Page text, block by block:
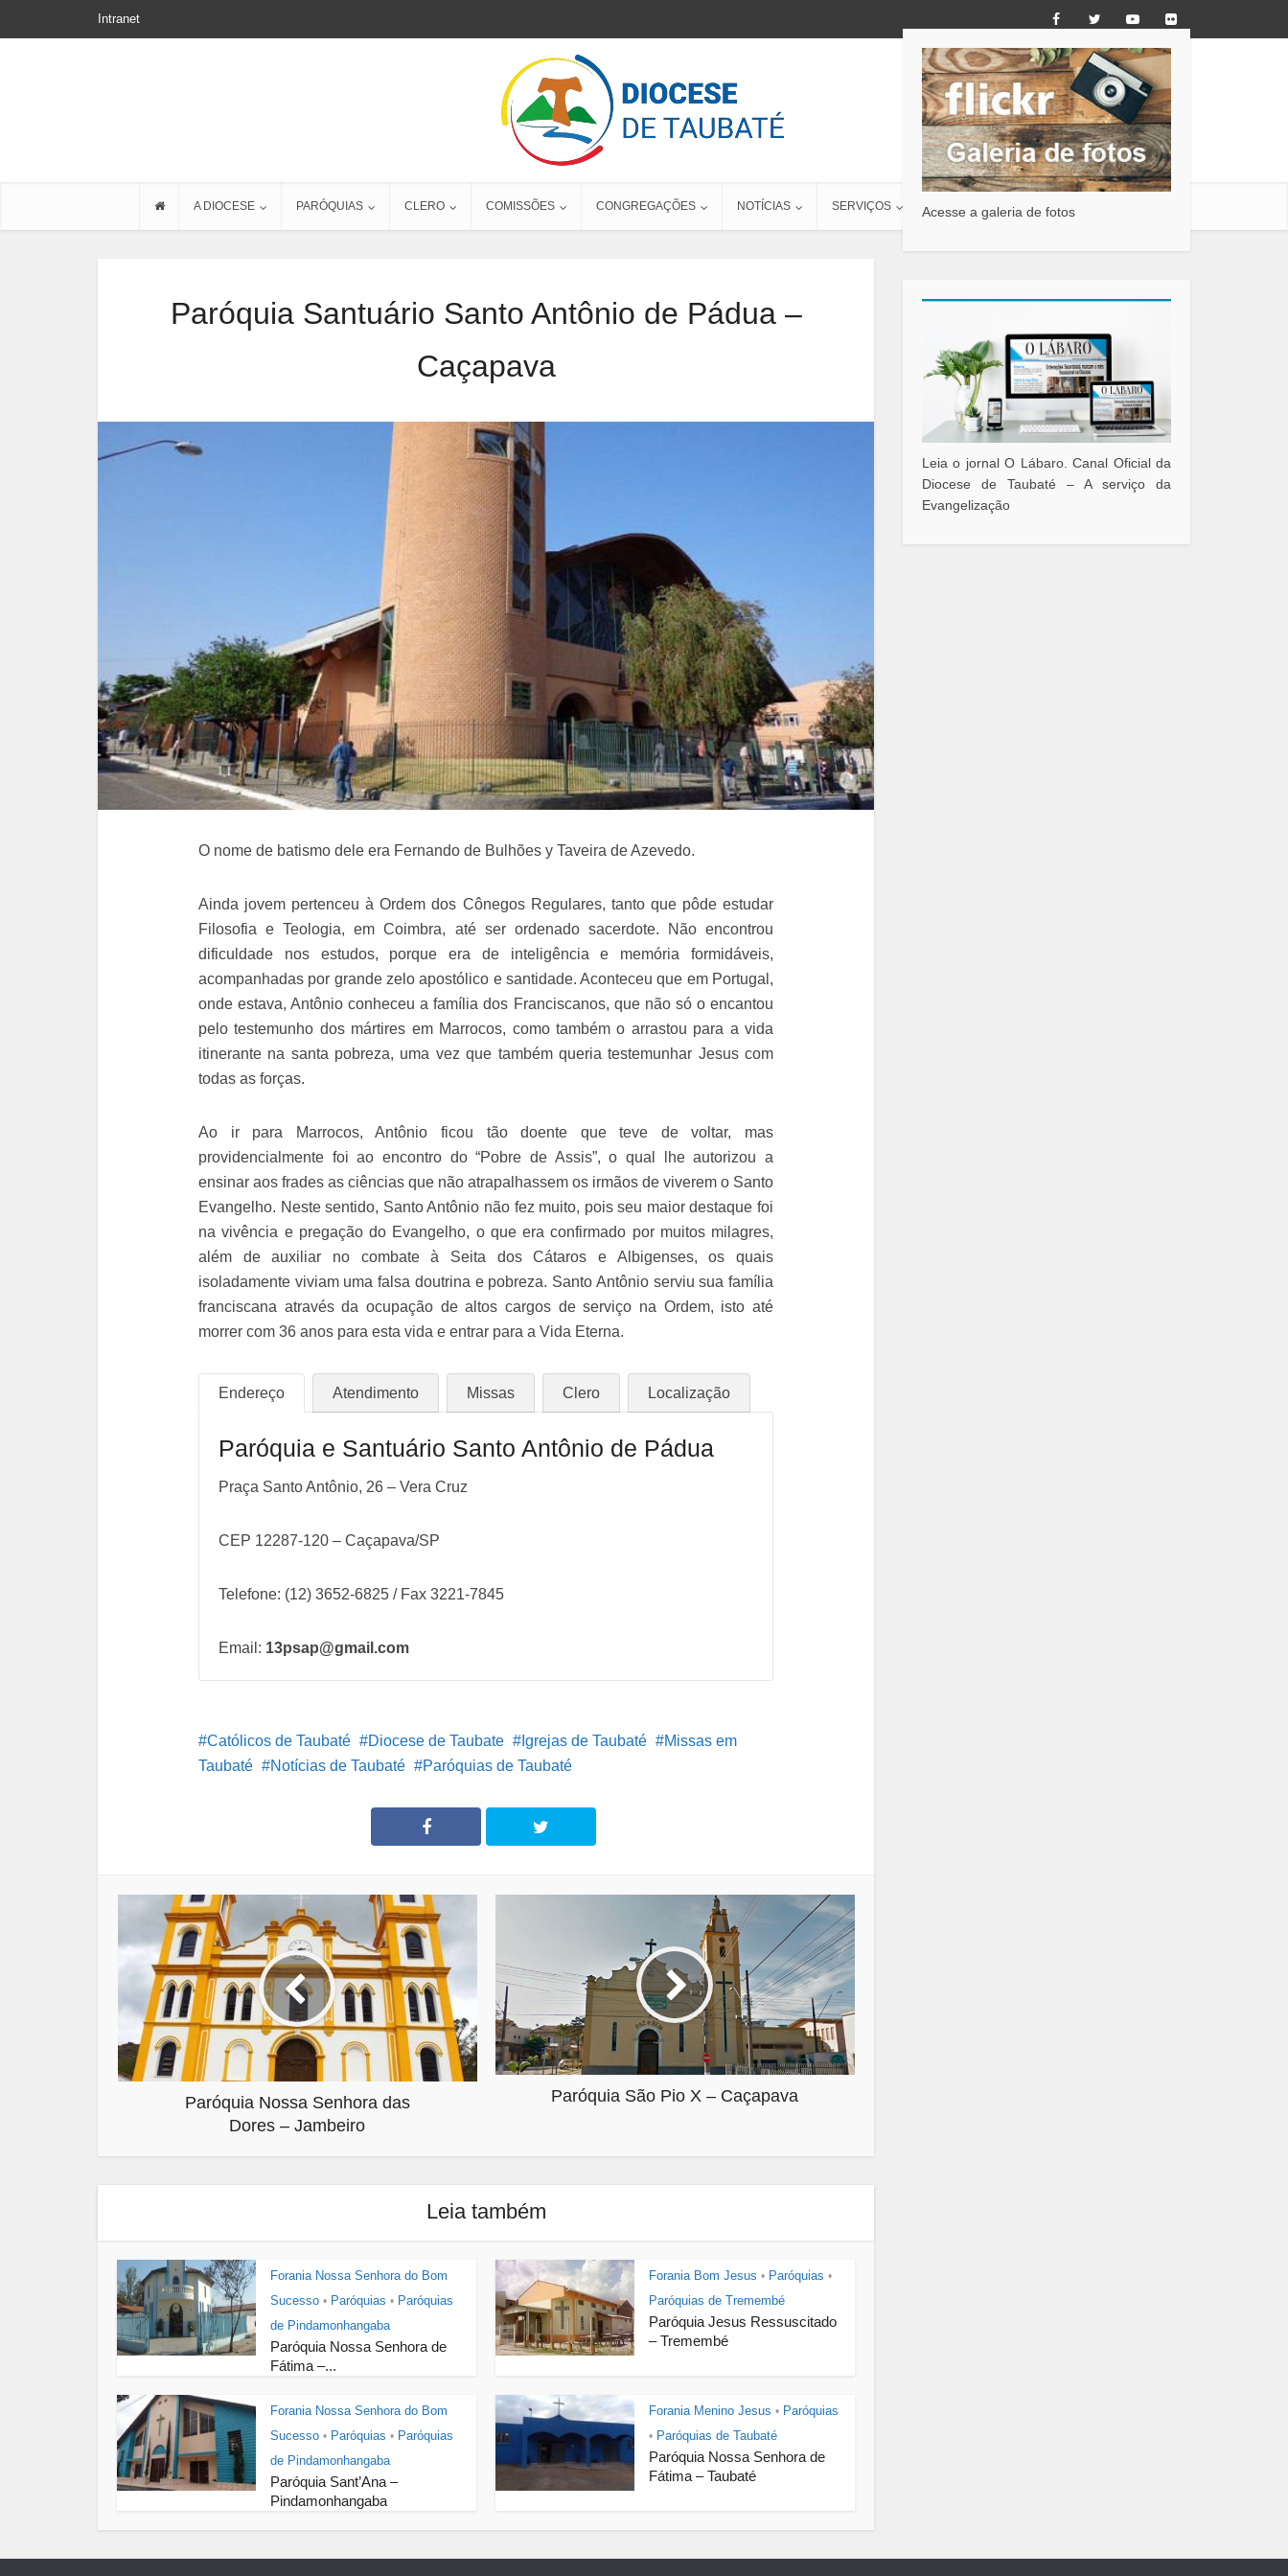
Intranet
A DIOCESE PARÓQUIAS CLERO COMISSÕES CONGREGAÇÕES NOTÍCIAS SERVIÇOS CONTATO
Paróquia Santuário Santo Antônio de Pádua –
Caçapava
O nome de batismo dele era Fernando de Bulhões y Taveira de Azevedo.
Ainda jovem pertenceu à Ordem dos Cônegos Regulares, tanto que pôde estudar
Filosofia e Teologia, em Coimbra, até ser ordenado sacerdote. Não encontrou
dificuldade nos estudos, porque era de inteligência e memória formidáveis,
acompanhadas por grande zelo apostólico e santidade. Aconteceu que em Portugal,
onde estava, Antônio conheceu a família dos Franciscanos, que não só o encantou
pelo testemunho dos mártires em Marrocos, como também o arrastou para a vida
itinerante na santa pobreza, uma vez que também queria testemunhar Jesus com
todas as forças.
Ao ir para Marrocos, Antônio ficou tão doente que teve de voltar, mas
providencialmente foi ao encontro do “Pobre de Assis”, o qual lhe autorizou a
ensinar aos frades as ciências que não atrapalhassem os irmãos de viverem o Santo
Evangelho. Neste sentido, Santo Antônio não fez muito, pois seu maior destaque foi
na vivência e pregação do Evangelho, o que era confirmado por muitos milagres,
além de auxiliar no combate à Seita dos Cátaros e Albigenses, os quais
isoladamente viviam uma falsa doutrina e pobreza. Santo Antônio serviu sua família
franciscana através da ocupação de altos cargos de serviço na Ordem, isto até
morrer com 36 anos para esta vida e entrar para a Vida Eterna.
Endereço Atendimento Missas Clero Localização
Paróquia e Santuário Santo Antônio de Pádua
Praça Santo Antônio, 26 – Vera Cruz
CEP 12287-120 – Caçapava/SP
Telefone: (12) 3652-6825 / Fax 3221-7845
Email: 13psap@gmail.com
Católicos de Taubaté Diocese de Taubate Igrejas de Taubaté
Missas em
Taubaté
Notícias de Taubaté Paróquias de Taubaté
Paróquia Nossa Senhora das
Dores – Jambeiro
Paróquia São Pio X – Caçapava
Leia também
Forania Nossa Senhora do Bom
Sucesso • Paróquias • Paróquias
de Pindamonhangaba
Paróquia Nossa Senhora de
Fátima –...
Forania Bom Jesus • Paróquias •
Paróquias de Tremembé
Paróquia Jesus Ressuscitado
– Tremembé
Forania Nossa Senhora do Bom
Sucesso • Paróquias • Paróquias
de Pindamonhangaba
Paróquia Sant’Ana –
Pindamonhangaba
Forania Menino Jesus • Paróquias
• Paróquias de Taubaté
Paróquia Nossa Senhora de
Fátima – Taubaté
Acesse a galeria de fotos
Leia o jornal O Lábaro. Canal Oficial da
Diocese de Taubaté – A serviço da
Evangelização